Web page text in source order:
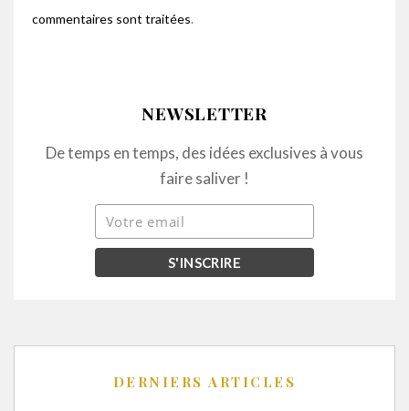
commentaires sont traitées.
NEWSLETTER
De temps en temps, des idées exclusives à vous
faire saliver !
DERNIERS ARTICLES